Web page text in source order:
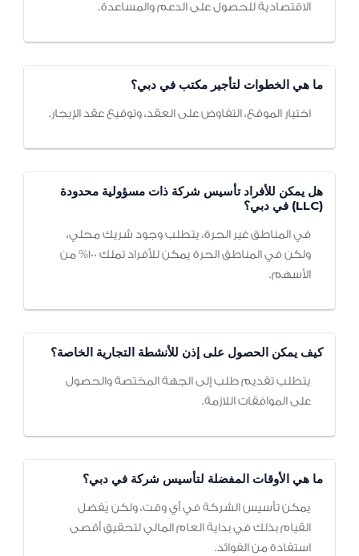
الاقتصادية للحصول على الدعم والمساعدة.
ما هي الخطوات لتأجير مكتب في دبي؟
اختيار الموقع، التفاوض على العقد، وتوقيع عقد الإيجار.
هل يمكن للأفراد تأسيس شركة ذات مسؤولية محدودة
(LLC) في دبي؟
في المناطق غير الحرة، يتطلب وجود شريك محلي،
ولكن في المناطق الحرة يمكن للأفراد تملك 100% من
الأسهم.
كيف يمكن الحصول على إذن للأنشطة التجارية الخاصة؟
يتطلب تقديم طلب إلى الجهة المختصة والحصول
على الموافقات اللازمة.
ما هي الأوقات المفضلة لتأسيس شركة في دبي؟
يمكن تأسيس الشركة في أي وقت، ولكن يُفضل
القيام بذلك في بداية العام المالي لتحقيق أقصى
استفادة من الفوائد.